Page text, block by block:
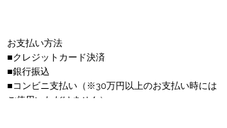
お支払い方法
■クレジットカード決済
■銀行振込
■コンビニ支払い （※30万円以上のお支払い時には
ご使用いただけません）